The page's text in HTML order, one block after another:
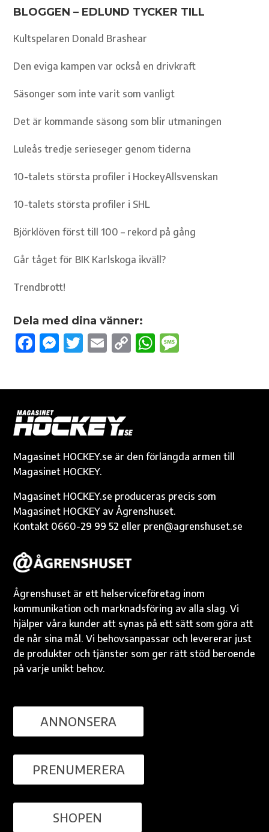
BLOGGEN – EDLUND TYCKER TILL
Kultspelaren Donald Brashear
Den eviga kampen var också en drivkraft
Säsonger som inte varit som vanligt
Det är kommande säsong som blir utmaningen
Luleås tredje serieseger genom tiderna
10-talets största profiler i HockeyAllsvenskan
10-talets största profiler i SHL
Björklöven först till 100 – rekord på gång
Går tåget för BIK Karlskoga ikväll?
Trendbrott!
Dela med dina vänner:
F
o
o
k
M
g
er
T
r
E
C
n
k
W
p
Magasinet HOCKEY.se är den förlängda armen till
Magasinet HOCKEY.
Magasinet HOCKEY.se produceras precis som
Magasinet HOCKEY av Ågrenshuset.
Kontakt 0660-29 99 52 eller pren@agrenshuset.se
Ågrenshuset är ett helserviceföretag inom
kommunikation och marknadsföring av alla slag. Vi
hjälper våra kunder att synas på ett sätt som göra att
de når sina mål. Vi behovsanpassar och levererar just
de produkter och tjänster som ger rätt stöd beroende
på varje unikt behov.
ANNONSERA
PRENUMERERA
SHOPEN